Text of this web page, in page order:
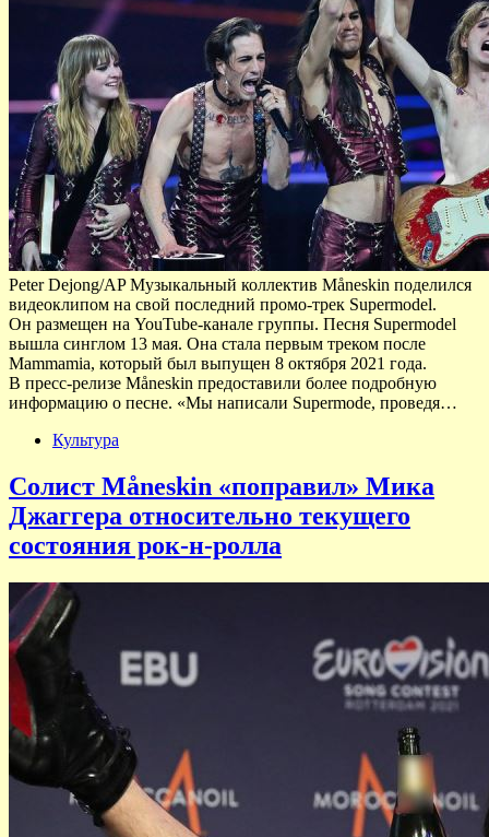
Peter Dejong/AP Музыкальный коллектив Måneskin поделился
видеоклипом на свой последний промо-трек Supermodel.
Он размещен на YouTube-канале группы. Песня Supermodel
вышла синглом 13 мая. Она стала первым треком после
Mammamia, который был выпущен 8 октября 2021 года.
В пресс-релизе Måneskin предоставили более подробную
информацию о песне. «Мы написали Supermode, проведя…
Культура
Солист Måneskin «поправил» Мика
Джаггера относительно текущего
состояния рок-н-ролла